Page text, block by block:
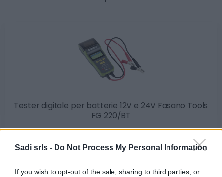
Sadi srls - Do Not Process My Personal Information
If you wish to opt-out of the sale, sharing to third parties, or
Tester digitale per batterie 12V e 24V Fasano Tools
FG 220/BT
220/BT